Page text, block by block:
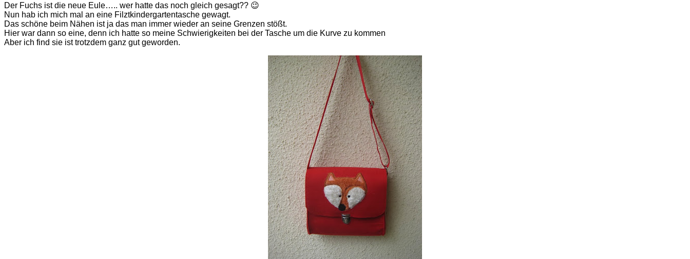
Der Fuchs ist die neue Eule….. wer hatte das noch gleich gesagt?? 😉
Nun hab ich mich mal an eine Filztkindergartentasche gewagt.
Das schöne beim Nähen ist ja das man immer wieder an seine Grenzen stößt.
Hier war dann so eine, denn ich hatte so meine Schwierigkeiten bei der Tasche um die Kurve zu kommen
Aber ich find sie ist trotzdem ganz gut geworden.